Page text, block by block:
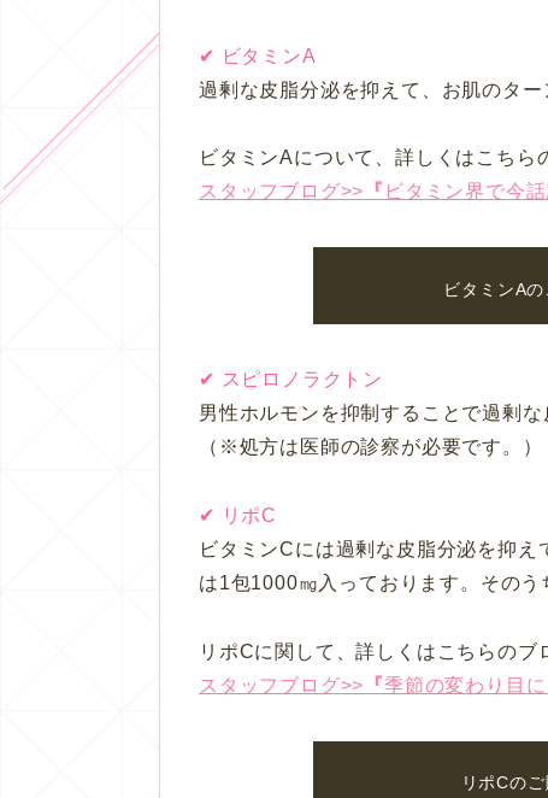
✔︎ ビタミンA
過剰な皮脂分泌を抑えて、お肌のタ
ビタミンAについて、詳しくはこちら
スタッフブログ>> 『 ビタミン界で今
ビタミンA
✔︎ スピロノラクトン
男性ホルモンを抑制することで過剰
（※処方は医師の診察が必要です。）
✔︎ リポC
ビタミンCには過剰な皮脂分泌を抑
は1包1000㎎入っております。そのう
リポCに関して、詳しくはこちらのブ
スタッフブログ>> 『季節の変わり目に
リポCの